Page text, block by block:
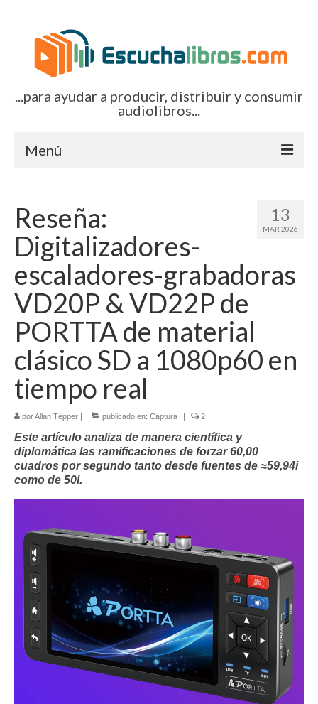
...para ayudar a producir, distribuir y consumir
audiolibros...
Menú
Artículos (todos)
Boletines por correo-e
Glosariocastellano.com
EditorialTecnoTur.com
Contacto (vía TecnoTur)
13
MAR 2026
Reseña:
Digitalizadores-
escaladores-grabadoras
VD20P & VD22P de
PORTTA de material
clásico SD a 1080p60 en
tiempo real
porAllan Tépper publicado en: Captura 2
Este artículo analiza de manera científica y
diplomática las ramificaciones de forzar 60,00
cuadros por segundo tanto desde fuentes de ≈59,94i
como de 50i.